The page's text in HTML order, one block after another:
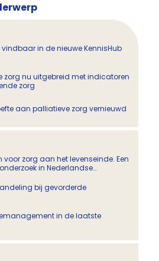
in de nieuwe KennisHub
zorg nu uitgebreid met indicatoren
zorg
aan palliatieve zorg vernieuwd
zorg aan het levenseinde. Een
in Nederlandse
bij gevorderde
in de laatste